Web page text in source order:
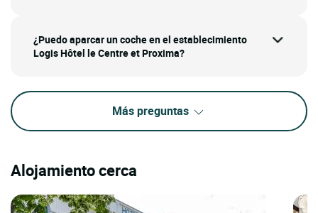
¿Puedo aparcar un coche en el establecimiento
Logis Hôtel le Centre et Proxima?
Más preguntas
Alojamiento cerca